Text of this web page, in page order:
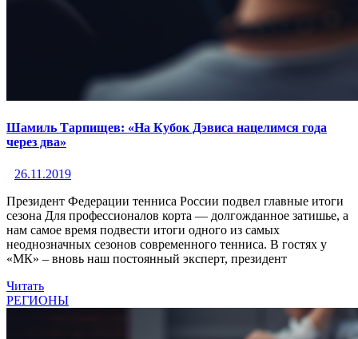
Шамиль Тарпищев: «На Кубок Дэвиса нацелимся года
через два»
26.11.2019
Президент Федерации тенниса России подвел главные итоги
сезона Для профессионалов корта — долгожданное затишье, а
нам самое время подвести итоги одного из самых
неоднозначных сезонов современного тенниса. В гостях у
«МК» – вновь наш постоянный эксперт, президент
Читать
РЕГИОНЫ